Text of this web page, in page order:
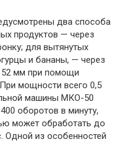
два способа
продуктов — через
для вытянутых
и бананы, — через
52 мм при помощи
мощности всего 0,5
машины МКО-50
оборотов в минуту,
может обработать до
Одной из особенностей